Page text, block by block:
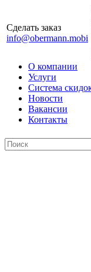
Сделать заказ
info@obermann.mobi
О компании
Услуги
Система
Новости
Вакансии
Контакты